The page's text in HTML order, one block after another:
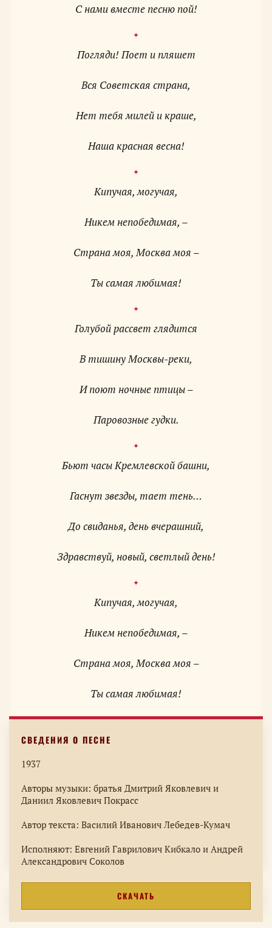
С нами вместе песню пой!
Погляди! Поет и пляшет
Вся Советская страна,
Нет тебя милей и краше,
Наша красная весна!
Кипучая, могучая,
Никем непобедимая, –
Страна моя, Москва моя –
Ты самая любимая!
Голубой рассвет глядится
В тишину Москвы-реки,
И поют ночные птицы –
Паровозные гудки.
Бьют часы Кремлевской башни,
Гаснут звезды, тает тень…
До свиданья, день вчерашний,
Здравствуй, новый, светлый день!
Кипучая, могучая,
Никем непобедимая, –
Страна моя, Москва моя –
Ты самая любимая!
1937
Авторы музыки: братья Дмитрий Яковлевич и
Даниил Яковлевич Покрасс
Автор текста: Василий Иванович Лебедев-Кумач
Исполняют: Евгений Гаврилович Кибкало и Андрей
Александрович Соколов
СКАЧАТЬ